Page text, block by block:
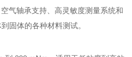
气轴承支持、高灵敏度测量系统和
固体的各种材料测试。